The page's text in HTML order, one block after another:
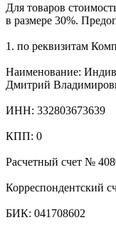
Для товаров
в размере 30%.
1. по реквизитам
Наименование:
Дмитрий
ИНН: 332803673639
КПП: 0
Расчетный счет №
Корреспондентский
БИК: 041708602